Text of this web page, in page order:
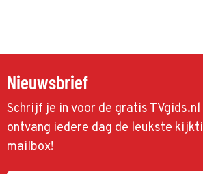
Nieuwsbrief
Schrijf je in voor de gratis
ontvang iedere dag de leukste
mailbox!